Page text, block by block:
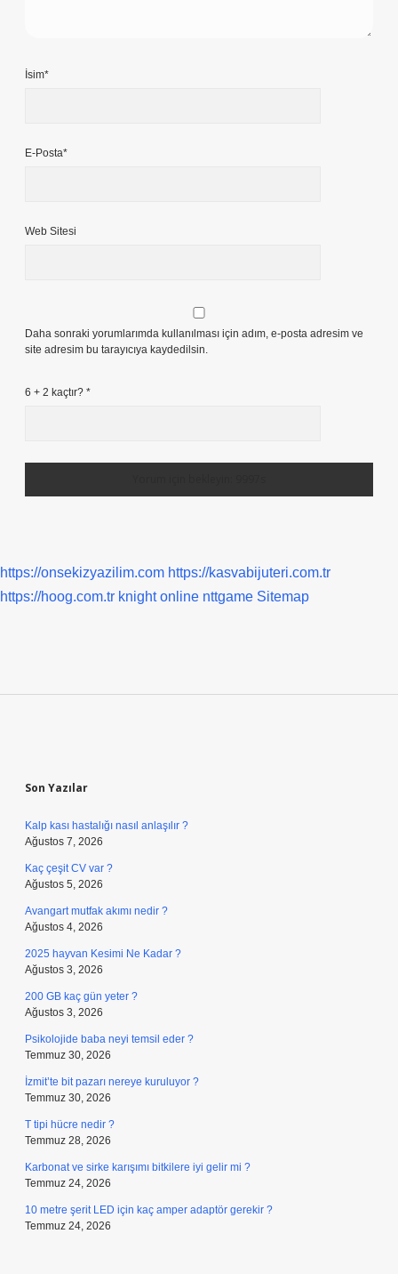
İsim*
E-Posta*
Web Sitesi
Daha sonraki yorumlarımda kullanılması için adım, e-posta adresim ve
site adresim bu tarayıcıya kaydedilsin.
6 + 2 kaçtır? *
https://onsekizyazilim.com https://kasvabijuteri.com.tr
https://hoog.com.tr knight online nttgame Sitemap
Son Yazılar
Kalp kası hastalığı nasıl anlaşılır ?
Ağustos 7, 2026
Kaç çeşit CV var ?
Ağustos 5, 2026
Avangart mutfak akımı nedir ?
Ağustos 4, 2026
2025 hayvan Kesimi Ne Kadar ?
Ağustos 3, 2026
200 GB kaç gün yeter ?
Ağustos 3, 2026
Psikolojide baba neyi temsil eder ?
Temmuz 30, 2026
İzmit’te bit pazarı nereye kuruluyor ?
Temmuz 30, 2026
T tipi hücre nedir ?
Temmuz 28, 2026
Karbonat ve sirke karışımı bitkilere iyi gelir mi ?
Temmuz 24, 2026
10 metre şerit LED için kaç amper adaptör gerekir ?
Temmuz 24, 2026